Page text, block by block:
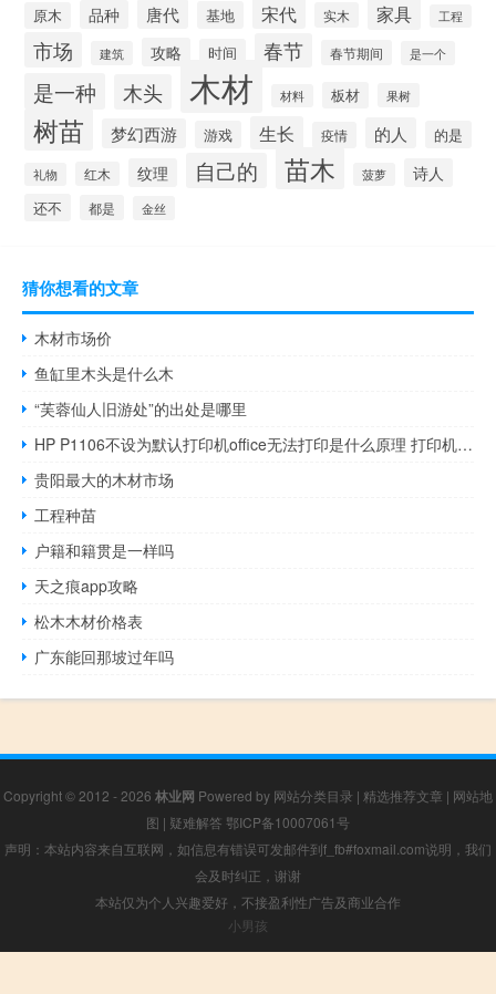
原木 品种 唐代 基地 宋代 实木 家具 工程
市场 建筑 攻略 时间 春节 春节期间 是一个
是一种 木头 木材 材料 板材 果树
树苗 梦幻西游 游戏 生长 疫情 的人 的是
礼物 红木 纹理 自己的 苗木 菠萝 诗人
还不 都是 金丝
猜你想看的文章
木材市场价
鱼缸里木头是什么木
“芙蓉仙人旧游处”的出处是哪里
HP P1106不设为默认打印机office无法打印是什么原理 打印机无法设置默认
贵阳最大的木材市场
工程种苗
户籍和籍贯是一样吗
天之痕app攻略
松木木材价格表
广东能回那坡过年吗
Copyright © 2012 - 2026 林业网 Powered by 网站分类目录 | 精选推荐文章 | 网站地
图 | 疑难解答 鄂ICP备10007061号
声明：本站内容来自互联网，如信息有错误可发邮件到f_fb#foxmail.com说明，我们
会及时纠正，谢谢
本站仅为个人兴趣爱好，不接盈利性广告及商业合作
小男孩